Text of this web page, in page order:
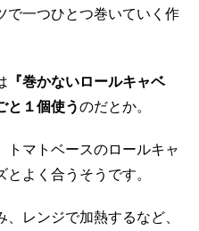
で一つひとつ巻いていく作
『巻かないロールキャベ
と１個使うのだとか。
トマトベースのロールキャ
よく合うそうです。
レンジで加熱するなど、